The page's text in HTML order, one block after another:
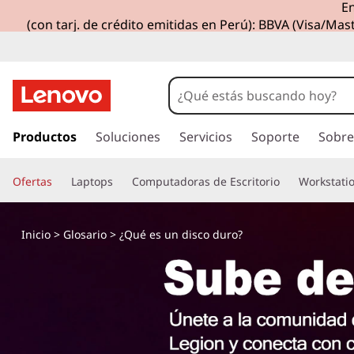
u
é
e
(con tarj. de crédito emitidas en Perú): BBVA (Visa/
r
c
o
Productos Soluciones Servicios Soporte
Ofertas Laptops Computadoras de Escritorio
Inicio> Glosario> ¿Qué es un disco duro?